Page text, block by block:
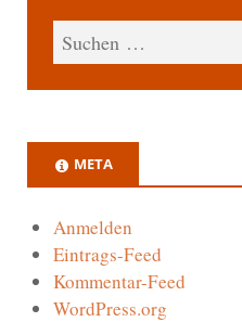
META
Anmelden
Eintrags-Feed
Kommentar-Feed
WordPress.org